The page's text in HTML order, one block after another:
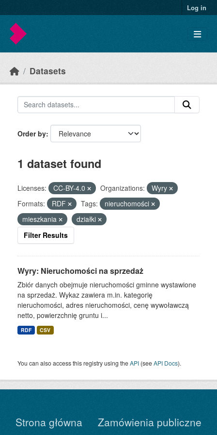
Log in
Datasets
Order by
1 dataset found
Licenses: CC-BY-4.0 Organizations:
Wyry
Formats:
RDF Tags:
nieruchomości
mieszkania
działki
Filter Results
Wyry: Nieruchomości na sprzedaż
Zbiór danych obejmuje nieruchomości gminne wystawione
na sprzedaż. Wykaz zawiera m.in. kategorię
nieruchomości, adres nieruchomości, cenę wywoławczą
netto, powierzchnię gruntu i...
RDF CSV
You can also access this registry using theAPI (seeAPI Docs).
Strona główna Zamówienia publiczne